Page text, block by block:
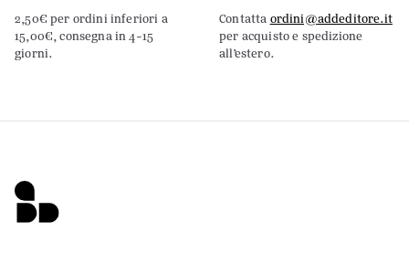
2,50€ per ordini inferiori a
15,00€, consegna in 4-15
giorni.
Contatta ordini@addeditore.it
per acquisto e spedizione
all’estero.